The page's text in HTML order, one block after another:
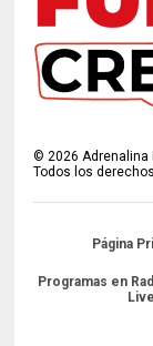
©2026 Adrenalina
Todos los
Página
Programas en
Live